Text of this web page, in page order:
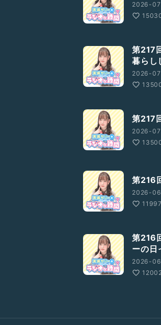
2026-
第217
暮らし
2026-
第217
2026-
第216
2026-
11997
第216
ーの日
2026-